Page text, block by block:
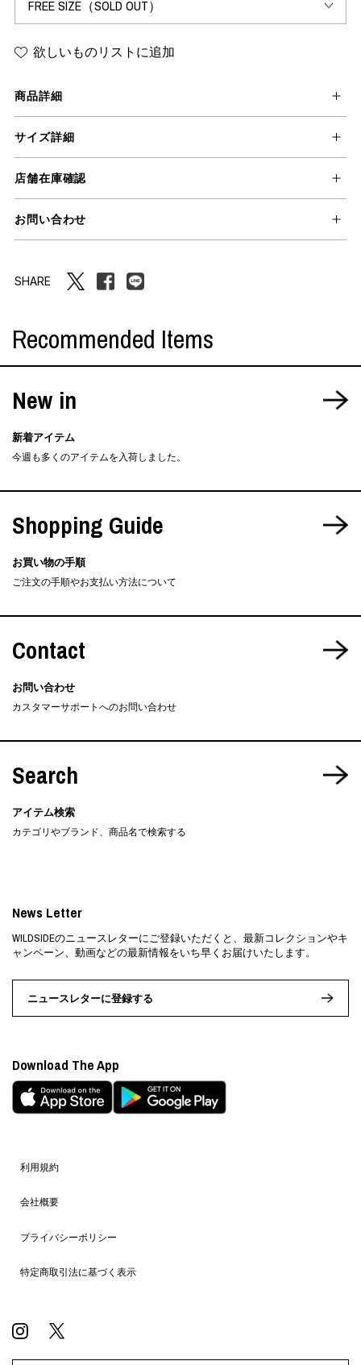
欲しいものリストに追加
商品詳細
サイズ詳細
店舗在庫確認
お問い合わせ
SHARE
Recommended Items
New in
新着アイテム
今週も多くのアイテムを入荷しました。
Shopping Guide
お買い物の手順
ご注文の手順やお支払い方法について
Contact
お問い合わせ
カスタマーサポートへのお問い合わせ
Search
アイテム検索
カテゴリやブランド、商品名で検索する
利用規約
会社概要
プライバシーポリシー
特定商取引法に基づく表示
News Letter
WILDSIDEのニュースレターにご登録いただくと、最新コレクションやキ
ャンペーン、動画などの最新情報をいち早くお届けいたします。
ニュースレターに登録する
Download The App